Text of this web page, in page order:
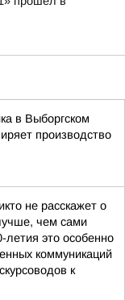
в Выборгском
производство
не расскажет о
чем сами
летия это особенно
коммуникаций
к